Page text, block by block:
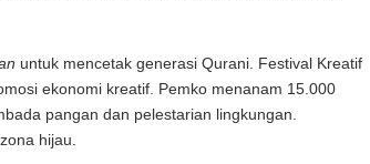
untuk mencetak generasi Qurani. Festival Kreatif
ekonomi kreatif. Pemko menanam 15.000
pangan dan pelestarian lingkungan.
hijau.